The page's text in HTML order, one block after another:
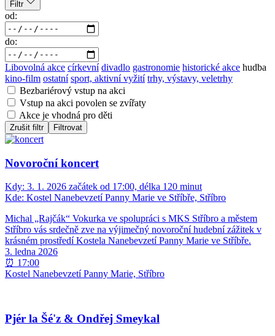
Filtr
od:
do:
Libovolná akce církevní divadlo gastronomie historické akce hudba
kino-film ostatní sport, aktivní vyžití trhy, výstavy, veletrhy
Bezbariérový vstup na akci
Vstup na akci povolen se zvířaty
Akce je vhodná pro děti
Zrušit filtr Filtrovat
Novoroční koncert
Kdy: 3. 1. 2026 začátek od 17:00, délka 120 minut
Kde: Kostel Nanebevzetí Panny Marie ve Stříbře, Stříbro
Michal „Rajčák“ Vokurka ve spolupráci s MKS Stříbro a městem
Stříbro vás srdečně zve na výjimečný novoroční hudební zážitek v
krásném prostředí Kostela Nanebevzetí Panny Marie ve Stříbře.
3. ledna 2026
⏰ 17:00
Kostel Nanebevzetí Panny Marie, Stříbro
Pjér la Šé'z & Ondřej Smeykal